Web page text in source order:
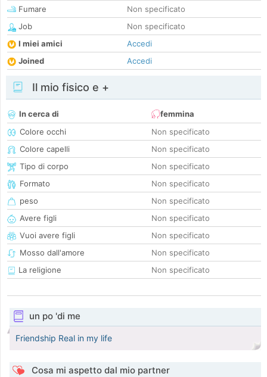
Fumare
Non specificato
Job
Non specificato
I miei amici
Accedi
Joined
Accedi
Il mio fisico e +
In cerca di
femmina
Colore occhi
Non specificato
Colore capelli
Non specificato
Tipo di corpo
Non specificato
Formato
Non specificato
peso
Non specificato
Avere figli
Non specificato
Vuoi avere figli
Non specificato
Mosso dall'amore
Non specificato
La religione
Non specificato
un po 'di me
Friendship Real in my life
Cosa mi aspetto dal mio partner